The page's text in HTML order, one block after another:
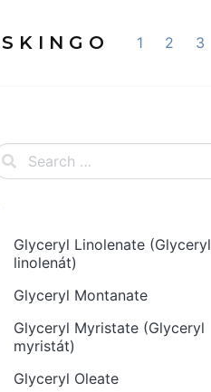
S K I N G O 1 2 3
Glyceryl Linolenate (Glyceryl
linolenát)
Glyceryl Montanate
Glyceryl Myristate (Glyceryl
myristát)
Glyceryl Oleate